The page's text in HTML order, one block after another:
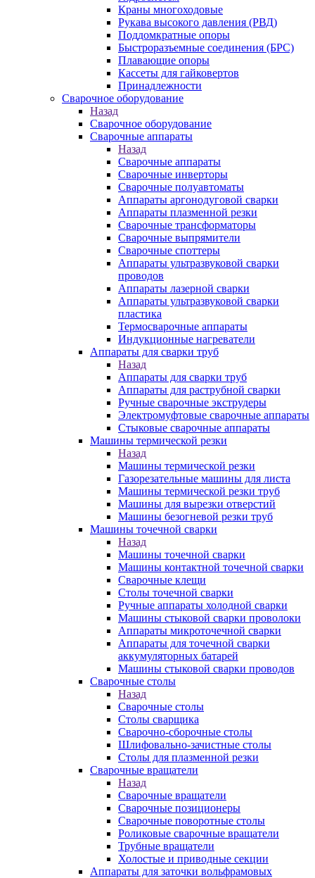
Краны многоходовые
Рукава высокого давления (РВД)
Поддомкратные опоры
Быстроразъемные соединения (БРС)
Плавающие опоры
Кассеты для гайковертов
Принадлежности
Сварочное оборудование
Назад
Сварочное оборудование
Сварочные аппараты
Назад
Сварочные аппараты
Сварочные инверторы
Сварочные полуавтоматы
Аппараты аргонодуговой сварки
Аппараты плазменной резки
Сварочные трансформаторы
Сварочные выпрямители
Сварочные споттеры
Аппараты ультразвуковой сварки
проводов
Аппараты лазерной сварки
Аппараты ультразвуковой сварки
пластика
Термосварочные аппараты
Индукционные нагреватели
Аппараты для сварки труб
Назад
Аппараты для сварки труб
Аппараты для раструбной сварки
Ручные сварочные экструдеры
Электромуфтовые сварочные аппараты
Стыковые сварочные аппараты
Машины термической резки
Назад
Машины термической резки
Газорезательные машины для листа
Машины термической резки труб
Машины для вырезки отверстий
Машины безогневой резки труб
Машины точечной сварки
Назад
Машины точечной сварки
Машины контактной точечной сварки
Сварочные клещи
Столы точечной сварки
Ручные аппараты холодной сварки
Машины стыковой сварки проволоки
Аппараты микроточечной сварки
Аппараты для точечной сварки
аккумуляторных батарей
Машины стыковой сварки проводов
Сварочные столы
Назад
Сварочные столы
Столы сварщика
Сварочно-сборочные столы
Шлифовально-зачистные столы
Столы для плазменной резки
Сварочные вращатели
Назад
Сварочные вращатели
Сварочные позиционеры
Сварочные поворотные столы
Роликовые сварочные вращатели
Трубные вращатели
Холостые и приводные секции
Аппараты для заточки вольфрамовых